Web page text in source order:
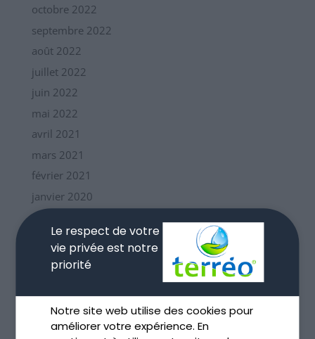
Le respect de votre
vie privée est notre
priorité
Notre site web utilise des cookies pour
améliorer votre expérience. En
octobre 2022
septembre 2022
août 2022
juillet 2022
juin 2022
mai 2022
avril 2021
mars 2021
février 2021
janvier 2020
mars 2018
février 2018
novembre 2017
Catégories